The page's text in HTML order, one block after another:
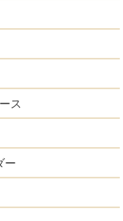
ス
ー